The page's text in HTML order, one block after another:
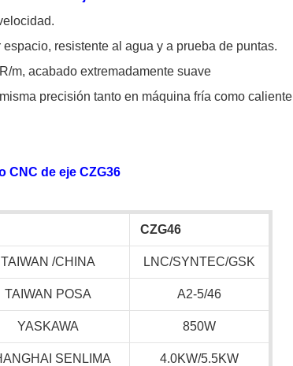
resistente al agua y a prueba de puntas.
m, acabado extremadamente suave
precisión tanto en máquina fría como caliente
CNC de eje CZG36
CZG46
TAIWAN /CHINA LNC/SYNTEC/GSK
TAIWAN POSA A2-5/46
YASKAWA 850W
SENLIMA 4.0KW/5.5KW